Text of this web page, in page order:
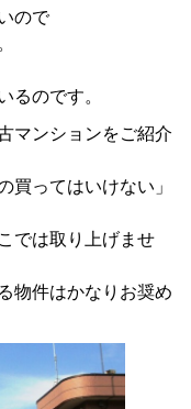
ので
るのです。
マンションをご紹介
買ってはいけない」
では取り上げませ
物件はかなりお奨め